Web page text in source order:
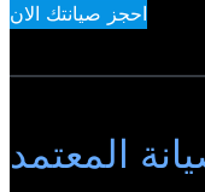
احجز صيانتك الان
المعتمد